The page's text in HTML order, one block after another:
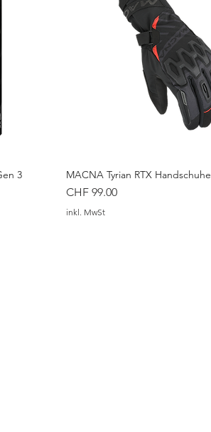
3 MACNA Tyrian RTX Handschuhe
Preis
CHF 99.00
inkl. MwSt